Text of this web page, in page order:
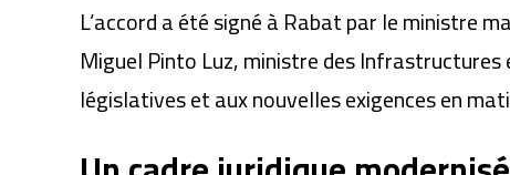
L’accord a été signé à Rabat par le ministre
Miguel Pinto Luz, ministre des
législatives et aux nouvelles exigences en